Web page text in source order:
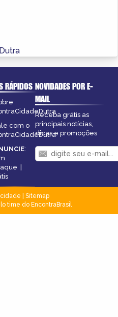
RÁPIDOS
com o
:
NOVIDADES POR E-
MAIL
Receba grátis as
principais notícias,
dicas e promoções
Sitemap
time do EncontraBrasil